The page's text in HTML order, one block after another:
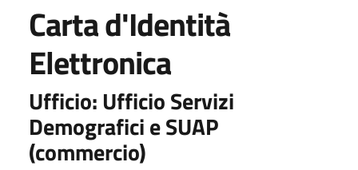
Carta d'Identità
Elettronica
Ufficio: Ufficio Servizi
Demografici e SUAP
(commercio)